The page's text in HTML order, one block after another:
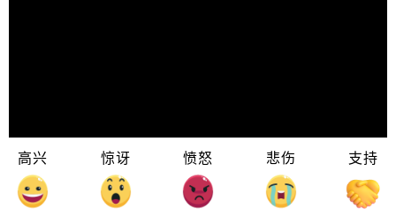
高兴 惊讶 愤怒 悲伤 支持